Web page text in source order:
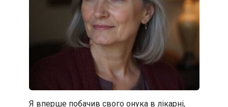
Я вперше побачив свого онука в лікарні,